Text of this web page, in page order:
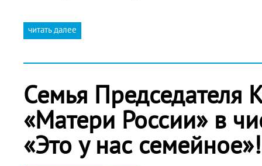
читать далее
Семья Председателя
«Матери России» в
«Это у нас семейное»!